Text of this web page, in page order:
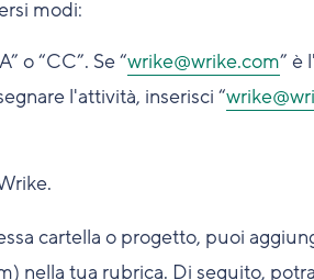
modi:
o “CC”. Se “wrike@wrike.com” è
l'attività, inserisci “
cartella o progetto, puoi
nella tua rubrica. Di seguito,